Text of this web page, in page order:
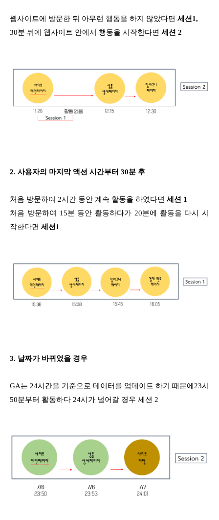
웹사이트에 방문한 뒤 아무런 행동을 하지 않았다면 세션1,
30분 뒤에 웹사이트 안에서 행동을 시작한다면 세션 2
2. 사용자의 마지막 액션 시간부터 30분 후
처음 방문하여 2시간 동안 계속 활동을 하였다면 세션 1
처음 방문하여 15분 동안 활동하다가 20분에 활동을 다시 시
작한다면 세션1
3. 날짜가 바뀌었을 경우
GA는 24시간을 기준으로 데이터를 업데이트 하기 때문에23시
50분부터 활동하다 24시가 넘어갈 경우 세션 2